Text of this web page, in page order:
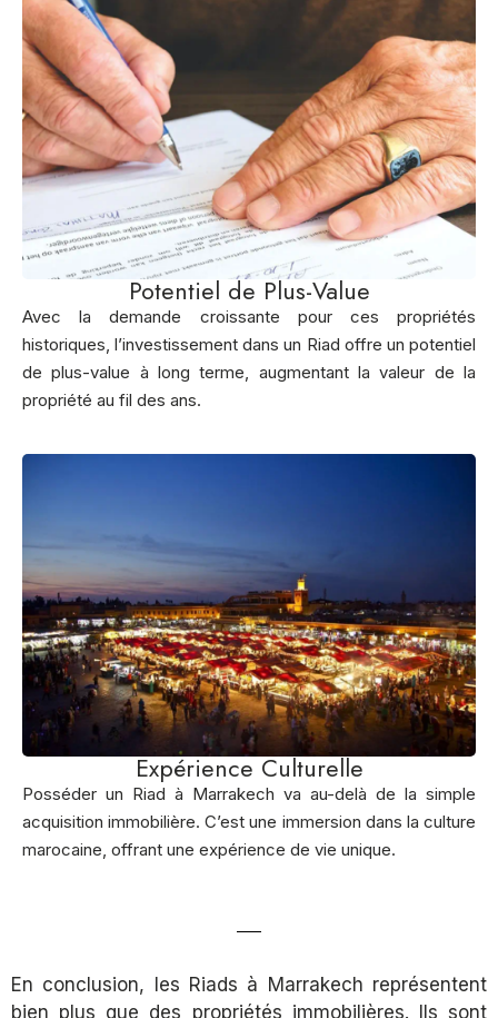
Potentiel de Plus-Value
Avec la demande croissante pour ces propriétés
historiques, l’investissement dans un Riad offre un potentiel
de plus-value à long terme, augmentant la valeur de la
propriété au fil des ans.
Expérience Culturelle
Posséder un Riad à Marrakech va au-delà de la simple
acquisition immobilière. C’est une immersion dans la culture
marocaine, offrant une expérience de vie unique.
En conclusion, les Riads à Marrakech représentent
bien plus que des propriétés immobilières. Ils sont